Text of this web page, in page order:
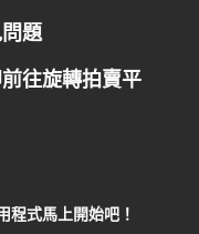
題
往旋轉拍賣平
程式馬上開始吧！